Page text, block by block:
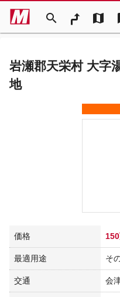
search map
岩瀬郡天栄村 大字
地
価格
最適用途 そ
交通 会